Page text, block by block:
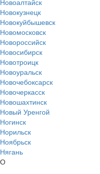
Новоалтайск
Новокузнецк
Новокуйбышевск
Новомосковск
Новороссийск
Новосибирск
Новотроицк
Новоуральск
Новочебоксарск
Новочеркасск
Новошахтинск
Новый Уренгой
Ногинск
Норильск
Ноябрьск
Нягань
О